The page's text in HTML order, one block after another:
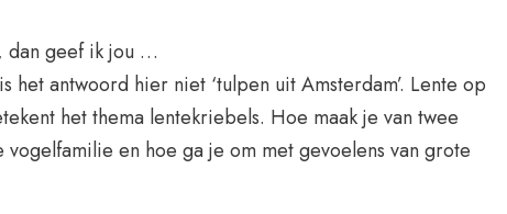
dan geef ik jou …
het antwoord hier niet ‘tulpen uit Amsterdam’. Lente op
het thema lentekriebels. Hoe maak je van twee
vogelfamilie en hoe ga je om met gevoelens van grote